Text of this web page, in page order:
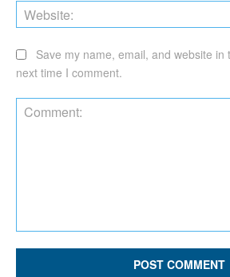
Save my name, email, and website in
next time I comment.